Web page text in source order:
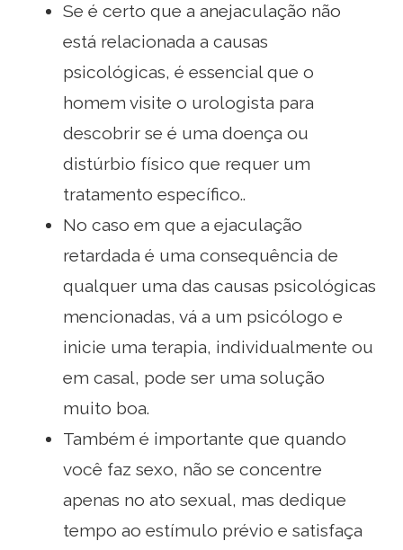
Se é certo que a anejaculação não
está relacionada a causas
psicológicas, é essencial que o
homem visite o urologista para
descobrir se é uma doença ou
distúrbio físico que requer um
tratamento específico..
No caso em que a ejaculação
retardada é uma consequência de
qualquer uma das causas psicológicas
mencionadas, vá a um psicólogo e
inicie uma terapia, individualmente ou
em casal, pode ser uma solução
muito boa.
Também é importante que quando
você faz sexo, não se concentre
apenas no ato sexual, mas dedique
tempo ao estímulo prévio e satisfaça